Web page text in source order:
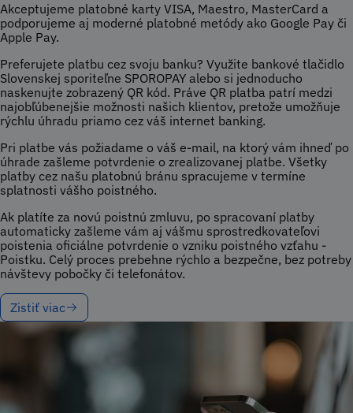
Akceptujeme platobné karty VISA, Maestro, MasterCard a
podporujeme aj moderné platobné metódy ako Google Pay či
Apple Pay.
Preferujete platbu cez svoju banku? Využite bankové tlačidlo
Slovenskej sporiteľne SPOROPAY alebo si jednoducho
naskenujte zobrazený QR kód. Práve QR platba patrí medzi
najobľúbenejšie možnosti našich klientov, pretože umožňuje
rýchlu úhradu priamo cez váš internet banking.
Pri platbe vás požiadame o váš e-mail, na ktorý vám ihneď po
úhrade zašleme potvrdenie o zrealizovanej platbe. Všetky
platby cez našu platobnú bránu spracujeme v termíne
splatnosti vášho poistného.
Ak platíte za novú poistnú zmluvu, po spracovaní platby
automaticky zašleme vám aj vášmu sprostredkovateľovi
poistenia oficiálne potvrdenie o vzniku poistného vzťahu -
Poistku. Celý proces prebehne rýchlo a bezpečne, bez potreby
návštevy pobočky či telefonátov.
Zistiť viac